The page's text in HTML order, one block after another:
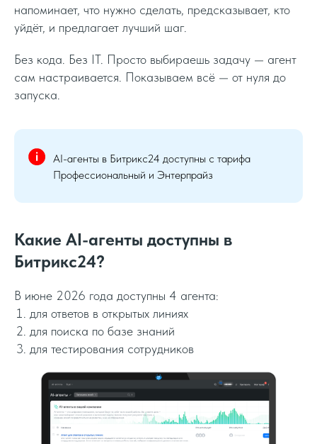
напоминает, что нужно сделать, предсказывает, кто
уйдёт, и предлагает лучший шаг.
Без кода. Без IT. Просто выбираешь задачу — агент
сам настраивается. Показываем всё — от нуля до
запуска.
AI-агенты в Битрикс24 доступны с тарифа
Профессиональный и Энтерпрайз
Какие AI-агенты доступны в
Битрикс24?
В июне 2026 года доступны 4 агента:
для ответов в открытых линиях
для поиска по базе знаний
для тестирования сотрудников